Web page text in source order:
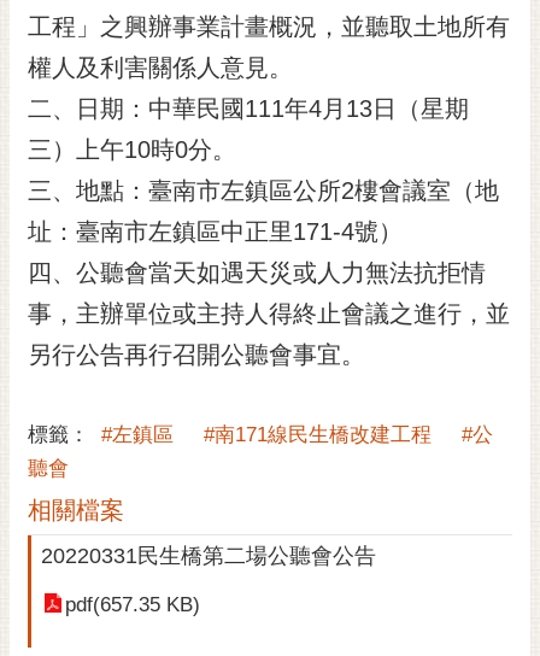
市政資訊
市民互動
黃
哲
螢
光
花
泉
祭
網
站
工程」之興辦事業計畫概況，並聽取土地所有
權人及利害關係人意見。
二、日期：中華民國111年4月13日（星期
三）上午10時0分。
三、地點：臺南市左鎮區公所2樓會議室（地
址：臺南市左鎮區中正里171-4號）
四、公聽會當天如遇天災或人力無法抗拒情
事，主辦單位或主持人得終止會議之進行，並
另行公告再行召開公聽會事宜。
標籤： #左鎮區 #南171線民生橋改建工程
#公
聽會
相關檔案
20220331民生橋第二場公聽會公告
pdf(657.35 KB)